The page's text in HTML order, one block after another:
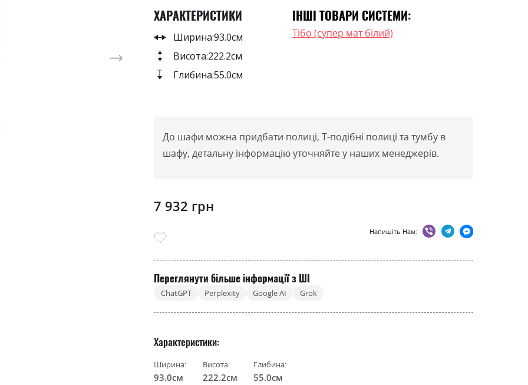
ХАРАКТЕРИСТИКИ
Ширина:93.0см
Висота:222.2см
Глибина:55.0см
ІНШІ ТОВАРИ СИСТЕМИ:
Тібо (супер мат білий)
До шафи можна придбати полиці, Т-подібні полиці та тумбу в
шафу, детальну інформацію уточняйте у наших менеджерів.
7 932 грн
Напишіть Нам:
Переглянути більше інформації з ШІ
ChatGPT Perplexity Google AI Grok
Характеристики
Ширина:
93.0см
Висота:
222.2см
Глибина:
55.0см